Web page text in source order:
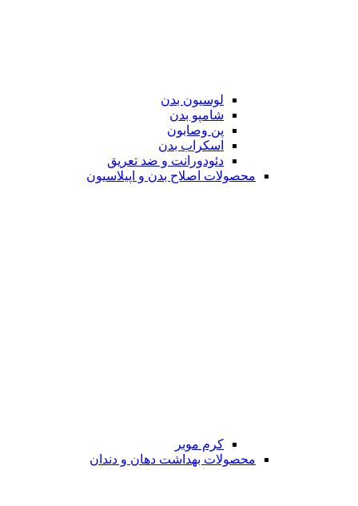
لوسیون بدن
شامپو بدن
پن وصابون
اسکراب بدن
دئودورانت و ضد تعریق
محصولات اصلاح بدن و اپیلاسیون
کرم موبر
محصولات بهداشت دهان و دندان